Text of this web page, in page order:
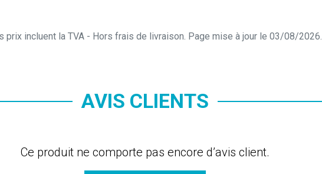
prix incluent la TVA - Hors frais de livraison. Page mise à jour le 03/08/2026.
AVIS CLIENTS
Ce produit ne comporte pas encore d’avis client.